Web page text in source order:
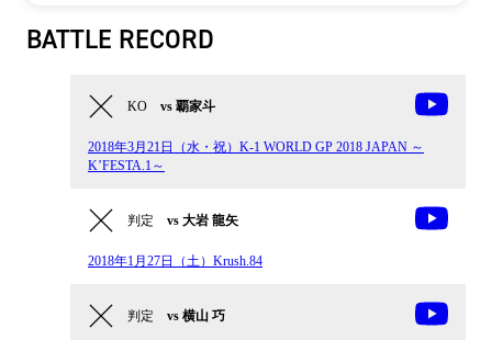
BATTLE RECORD
KO vs 覇家斗
2018年3月21日（水・祝）K-1 WORLD GP 2018 JAPAN ～
K’FESTA.1～
判定 vs 大岩 龍矢
2018年1月27日（土）Krush.84
判定 vs 横山 巧